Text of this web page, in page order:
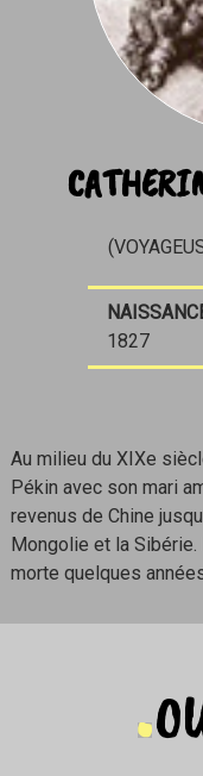
1827
Au milieu du XIXe
Pékin avec son mari
revenus de Chine
Mongolie et la
morte quelques